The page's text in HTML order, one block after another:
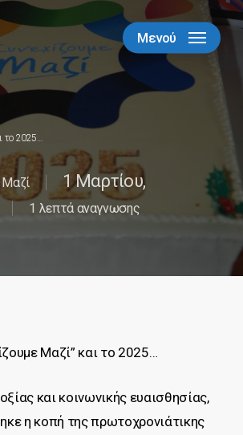
Μενού
το 2025…
Μαζί
1 Μαρτίου,
1 λεπτά αναγνωσης
Μαζί” και το 2025…
και κοινωνικής ευαισθησίας,
η κοπή της πρωτοχρονιάτικης
Close
Menu